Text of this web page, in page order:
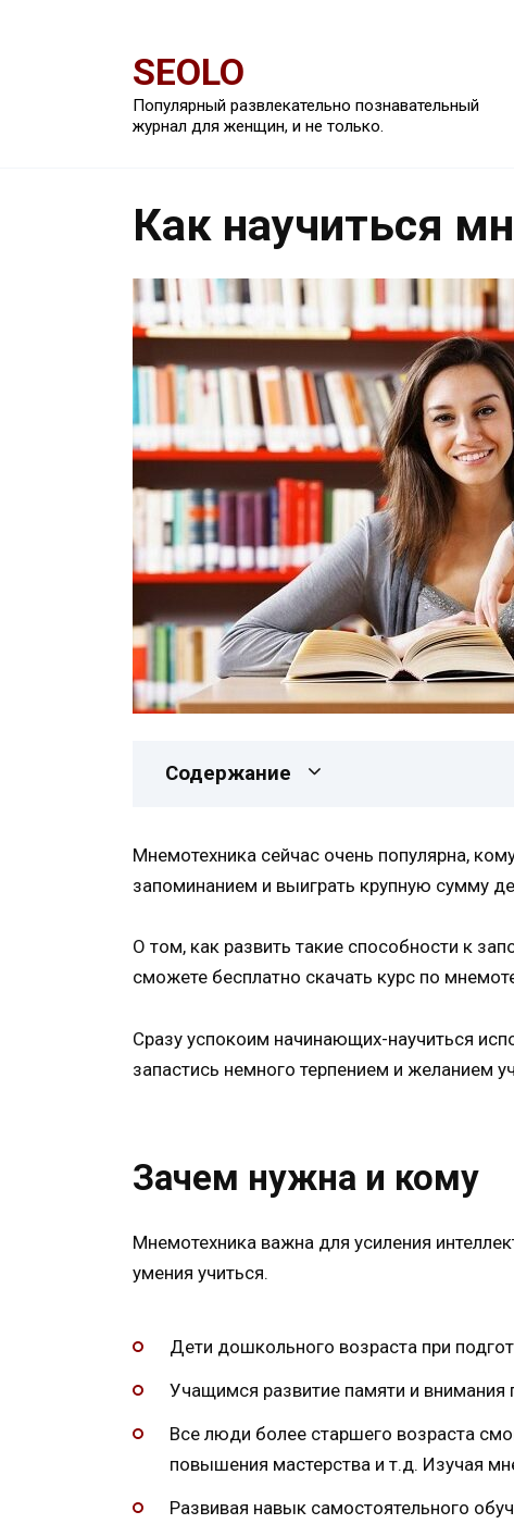
SEOLO
Популярный развлекательно познавательный
журнал для женщин, и не только.
Как научиться
Содержание
Мнемотехника сейчас очень популярна,
запоминанием и выиграть крупную сумму
О том, как развить такие способности к
сможете бесплатно скачать курс по
Сразу успокоим начинающих-научиться
запастись немного терпением и желанием
Зачем нужна и кому
Мнемотехника важна для усиления
умения учиться.
Дети дошкольного возраста при
Учащимся развитие памяти и внимания
Все люди более старшего возраста
повышения мастерства и т.д. Изучая
Развивая навык самостоятельного